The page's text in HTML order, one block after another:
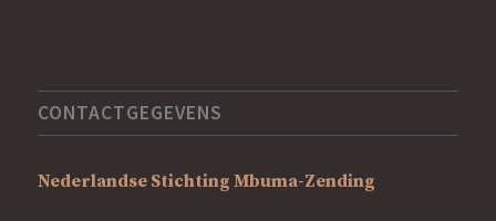
CONTACTGEGEVENS
Nederlandse Stichting Mbuma-Zending